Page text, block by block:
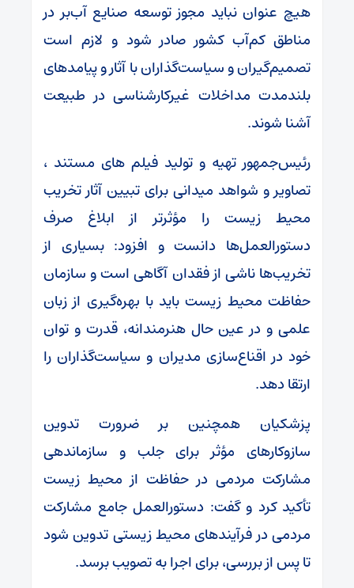
هیچ عنوان نباید مجوز توسعه صنایع آب‌بر در
مناطق کم‌آب کشور صادر شود و لازم است
تصمیم‌گیران و سیاست‌گذاران با آثار و پیامدهای
بلندمدت مداخلات غیرکارشناسی در طبیعت
آشنا شوند.
رئیس‌جمهور تهیه و تولید فیلم های مستند ،
تصاویر و شواهد میدانی برای تبیین آثار تخریب
محیط زیست را مؤثرتر از ابلاغ صرف
دستورالعمل‌ها دانست و افزود: بسیاری از
تخریب‌ها ناشی از فقدان آگاهی است و سازمان
حفاظت محیط زیست باید با بهره‌گیری از زبان
علمی و در عین حال هنرمندانه، قدرت و توان
خود در اقناع‌سازی مدیران و سیاست‌گذاران را
ارتقا دهد.
پزشکیان همچنین بر ضرورت تدوین
سازوکارهای مؤثر برای جلب و سازماندهی
مشارکت مردمی در حفاظت از محیط زیست
تأکید کرد و گفت: دستورالعمل جامع مشارکت
مردمی در فرآیندهای محیط زیستی تدوین شود
تا پس از بررسی، برای اجرا به تصویب برسد.